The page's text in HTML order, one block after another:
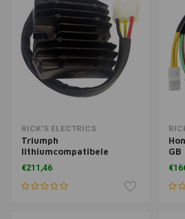
RICK'S ELECTRICS
Triumph
lithiumcompatibele
gelijkrichterregelaar
€211,46